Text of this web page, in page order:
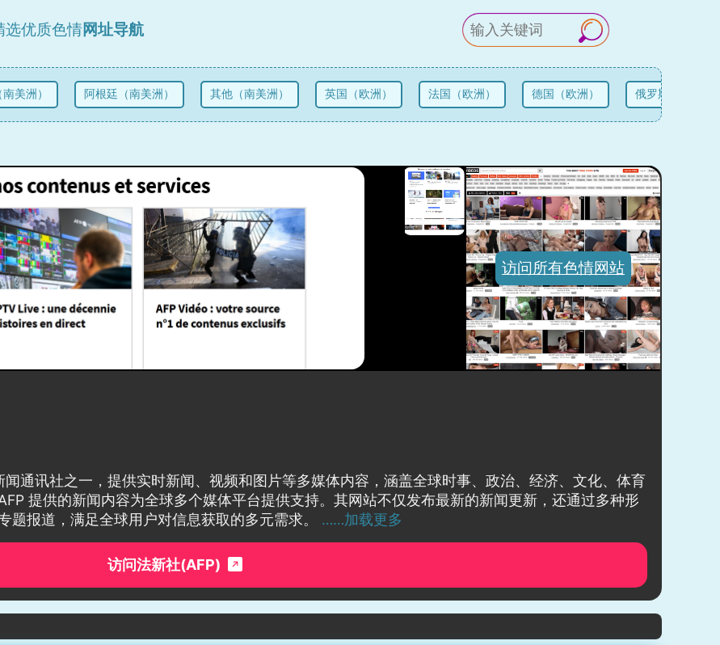
选优质色情网址导航
美洲） 阿根廷（南美洲） 其他（南美洲） 英国（欧洲） 法国（欧洲） 德国（欧洲） 俄罗斯（欧洲）
访问所有色情网站
通讯社之一，提供实时新闻、视频和图片等多媒体内容，涵盖全球时事、政治、经济、文化、体育
提供的新闻内容为全球多个媒体平台提供支持。其网站不仅发布最新的新闻更新，还通过多种形
报道，满足全球用户对信息获取的多元需求。 ……加载更多
访问法新社(AFP)